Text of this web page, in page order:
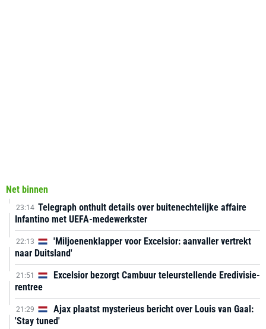
Net binnen
23:14 Telegraph onthult details over buitenechtelijke affaire
Infantino met UEFA-medewerkster
22:13
'Miljoenenklapper voor Excelsior: aanvaller vertrekt
naar Duitsland'
21:51
Excelsior bezorgt Cambuur teleurstellende Eredivisie-
rentree
21:29
Ajax plaatst mysterieus bericht over Louis van Gaal:
'Stay tuned'